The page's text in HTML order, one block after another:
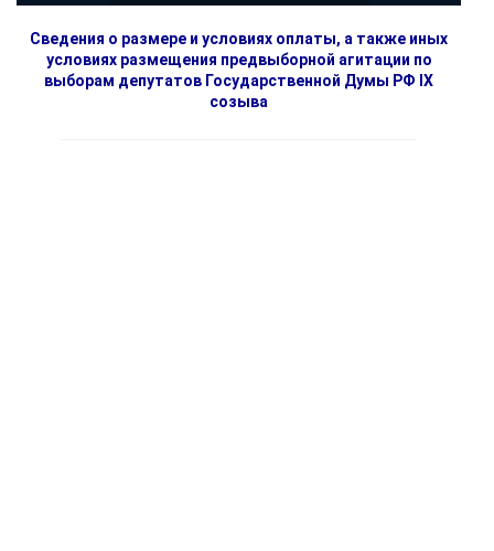
Сведения о размере и условиях оплаты, а также иных
условиях размещения предвыборной агитации по
выборам депутатов Государственной Думы РФ IX
созыва